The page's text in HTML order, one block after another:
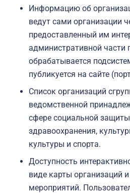
Информацию об
ведут сами организации
предоставленный им
административной
обрабатывается
публикуется на сайте
Список организаций
ведомственной
сфере социальной
здравоохранения,
культуры и спорта.
Доступность
виде карты организаций
мероприятий.